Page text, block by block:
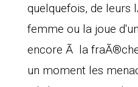
quelquefois, de leurs
femme ou la joue
encore Ã la
un moment les